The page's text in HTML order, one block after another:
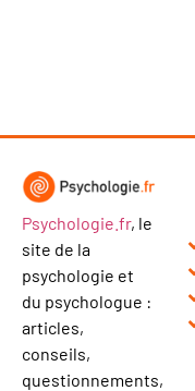
Psychologie.fr, le
site de la
psychologie et
du psychologue :
articles,
conseils,
questionnements,